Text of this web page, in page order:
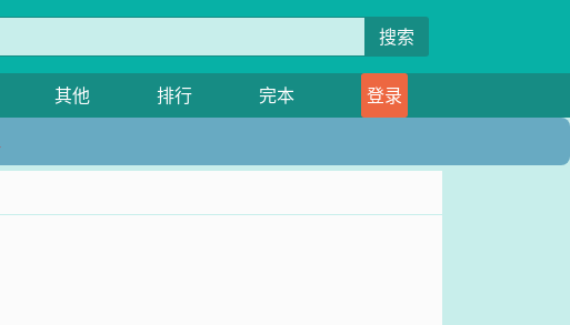
搜索
其他 排行 完本
登录